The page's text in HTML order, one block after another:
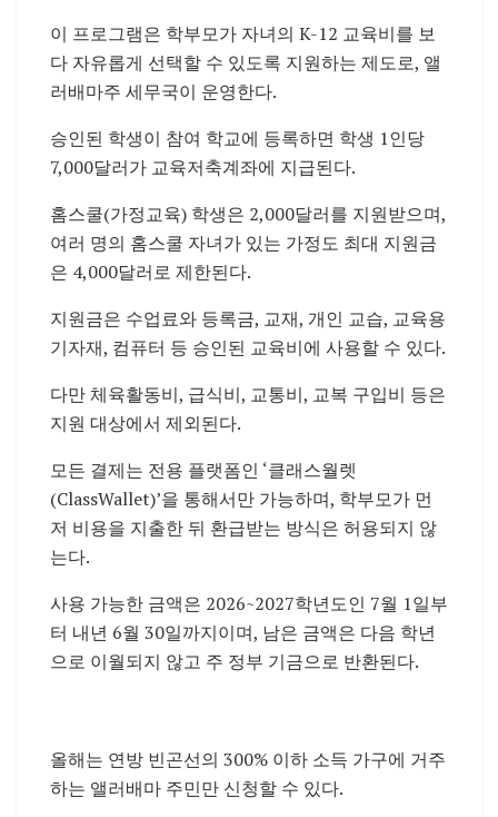
이 프로그램은 학부모가 자녀의 K-12 교육비를 보
다 자유롭게 선택할 수 있도록 지원하는 제도로, 앨
러배마주 세무국이 운영한다.
승인된 학생이 참여 학교에 등록하면 학생 1인당
7,000달러가 교육저축계좌에 지급된다.
홈스쿨(가정교육) 학생은 2,000달러를 지원받으며,
여러 명의 홈스쿨 자녀가 있는 가정도 최대 지원금
은 4,000달러로 제한된다.
지원금은 수업료와 등록금, 교재, 개인 교습, 교육용
기자재, 컴퓨터 등 승인된 교육비에 사용할 수 있다.
다만 체육활동비, 급식비, 교통비, 교복 구입비 등은
지원 대상에서 제외된다.
모든 결제는 전용 플랫폼인 ‘클래스월렛
(ClassWallet)’을 통해서만 가능하며, 학부모가 먼
저 비용을 지출한 뒤 환급받는 방식은 허용되지 않
는다.
사용 가능한 금액은 2026~2027학년도인 7월 1일부
터 내년 6월 30일까지이며, 남은 금액은 다음 학년
으로 이월되지 않고 주 정부 기금으로 반환된다.
올해는 연방 빈곤선의 300% 이하 소득 가구에 거주
하는 앨러배마 주민만 신청할 수 있다.